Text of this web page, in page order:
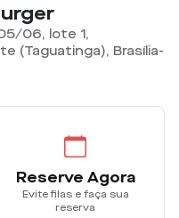
06, lote 1,
(Taguatinga), Brasília-
Reserve Agora
Evite filas e faça sua
reserva